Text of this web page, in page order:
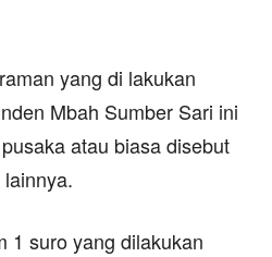
yang di lakukan
Mbah Sumber Sari ini
atau biasa disebut
1 suro yang dilakukan